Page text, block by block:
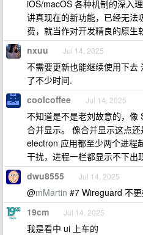
iOS/macOS 各种机制的深入理
讲真现在的新功能，已经无法
费，就当作对开发精良的原生
nxuu Jul 14, 2025
不需要更新也能继续使用下去
了不少时间.
coolcoffee Jul 14, 2025
不知道是不是老刘故意的，
合并显示。 像合并显示这点
electron 应用都至少两个进程
干扰，进程一栏都显示不下出
dwu8555 Jul 14, 2025
@mMartin #7 Wireguard 不
19cm Jul 14, 2025
我是看中 ui 上车的